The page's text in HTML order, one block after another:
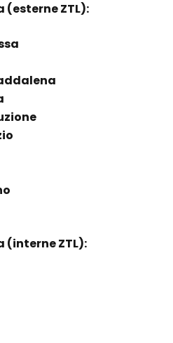
(esterne ZTL):
(interne ZTL):